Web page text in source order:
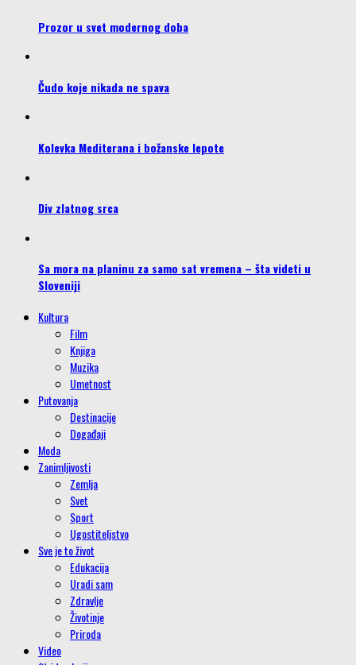
Prozor u svet modernog doba
Čudo koje nikada ne spava
Kolevka Mediterana i božanske lepote
Div zlatnog srca
Sa mora na planinu za samo sat vremena – šta videti u
Sloveniji
Kultura
Film
Knjiga
Muzika
Umetnost
Putovanja
Destinacije
Događaji
Moda
Zanimljivosti
Zemlja
Svet
Sport
Ugostiteljstvo
Sve je to život
Edukacija
Uradi sam
Zdravlje
Životinje
Priroda
Video